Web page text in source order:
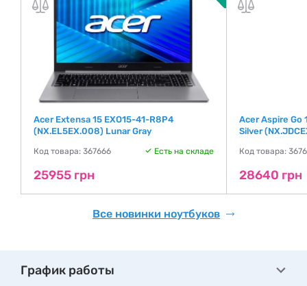
Acer Extensa 15 EXO15-41-R8P4
(NX.EL5EX.008) Lunar Gray
Код товара: 367666 Есть на складе
25955 грн
Acer Aspire Go
Silver
Код товара:
28640 грн
Все новинки ноутбуков
График работы